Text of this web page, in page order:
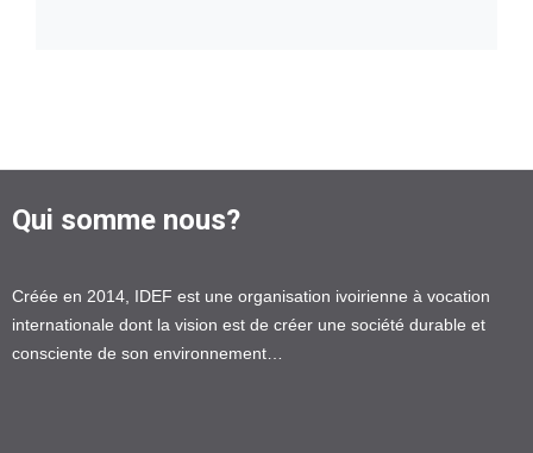
Qui somme nous?
Créée en 2014, IDEF est une organisation ivoirienne à vocation
internationale dont la vision est de créer une société durable et
consciente de son environnement…